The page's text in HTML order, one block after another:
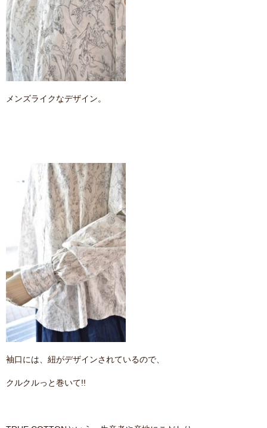
メンズライクなデザイン。
袖口には、紐がデザインされているので、
クルクルっと巻いて!!